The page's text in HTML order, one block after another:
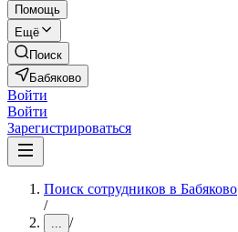
Помощь
Ещё
Поиск
Бабяково
Войти
Войти
Зарегистрироваться
Поиск сотрудников в Бабяково
/
... /